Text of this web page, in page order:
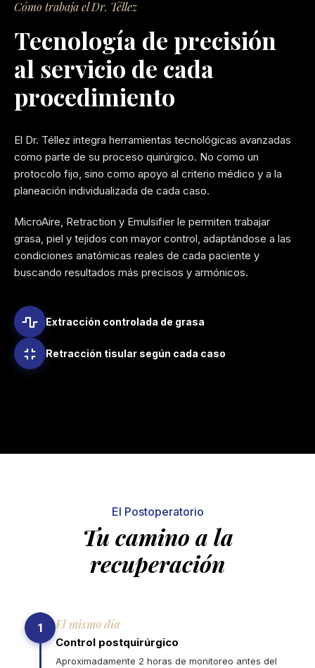
Cómo trabaja el Dr. Téllez
Tecnología de precisión
al servicio de cada
procedimiento
El Dr. Téllez integra herramientas tecnológicas avanzadas
como parte de su proceso quirúrgico. No como un
protocolo fijo, sino como apoyo al criterio médico y a la
planeación individualizada de cada caso.
MicroAire, Retraction y Emulsifier le permiten trabajar
grasa, piel y tejidos con mayor control, adaptándose a las
condiciones anatómicas reales de cada paciente y
buscando resultados más precisos y armónicos.
Extracción controlada de grasa
Retracción tisular según cada caso
El Postoperatorio
Tu camino a la
recuperación
1 El mismo día
Control postquirúrgico
Aproximadamente 2 horas de monitoreo antes del